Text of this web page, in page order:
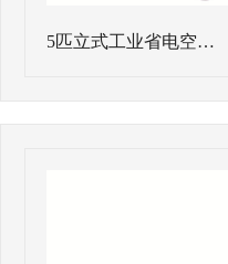
5匹立式工业省电空…